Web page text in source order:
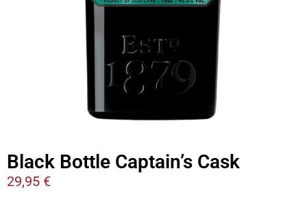
Black Bottle Captain’s Cask
29,95 €